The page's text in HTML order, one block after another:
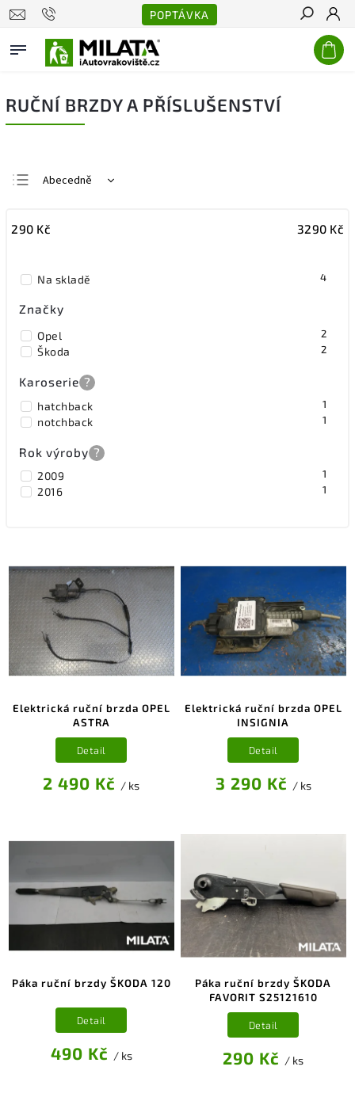
POPTÁVKA
Hledat
RUČNÍ BRZDY A PŘÍSLUŠENSTVÍ
Abecedně
Nejdražší
290 Kč 3290 Kč
Na skladě 4
Značky
Opel 2
Škoda 2
Karoserie ?
hatchback 1
notchback 1
Rok výroby ?
2009 1
2016 1
Elektrická ruční brzda OPEL
ASTRA
2 490 Kč / ks
Detail
Elektrická ruční brzda OPEL
INSIGNIA
3 290 Kč / ks
Detail
Páka ruční brzdy ŠKODA 120
490 Kč / ks
Detail
Páka ruční brzdy ŠKODA
FAVORIT S25121610
290 Kč / ks
Detail